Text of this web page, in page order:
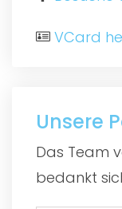
VCard
Unsere
Das Team
bedankt